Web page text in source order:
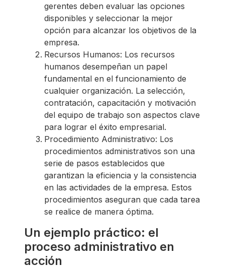
gerentes deben evaluar las opciones
disponibles y seleccionar la mejor
opción para alcanzar los objetivos de la
empresa.
Recursos Humanos: Los recursos
humanos desempeñan un papel
fundamental en el funcionamiento de
cualquier organización. La selección,
contratación, capacitación y motivación
del equipo de trabajo son aspectos clave
para lograr el éxito empresarial.
Procedimiento Administrativo: Los
procedimientos administrativos son una
serie de pasos establecidos que
garantizan la eficiencia y la consistencia
en las actividades de la empresa. Estos
procedimientos aseguran que cada tarea
se realice de manera óptima.
Un ejemplo práctico: el
proceso administrativo en
acción